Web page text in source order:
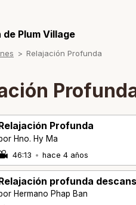
Plum Village
Relajación Profunda
Profunda
Hno. Hy Ma
46:13 • hace 4 años
profunda
Hermano Phap Ban